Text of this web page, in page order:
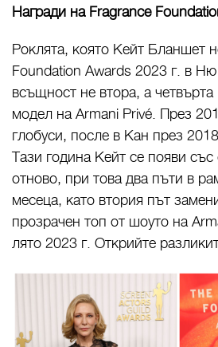
Награди на Fragrance
Роклята, която Кейт Бланшет
Foundation Awards 2023 г. в
всъщност не втора, а четвърта
модел на Armani Privé. През
глобуси, после в Кан през
Тази година Кейт се появи
отново, при това два пъти в
месеца, като втория път
прозрачен топ от шоуто на
лято 2023 г. Открийте